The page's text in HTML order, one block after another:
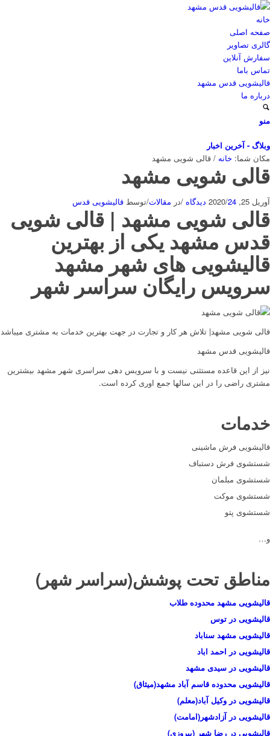
خانه
صفحه اصلی
گالری تصاویر
سفارش آنلاین
تماس باما
قالیشویی قدس مشهد
درباره ما
منو
وبلاگ - آخرین اخبار
مکان شما: خانه / قالی شویی مشهد
قالی شویی مشهد
آوریل 25, 2020 /24 دیدگاه /در مقالات/توسط قالیشویی قدس
قالی شویی مشهد | قالی شویی
قدس مشهد یکی از بهترین
قالیشویی های شهر مشهد
سرویس رایگان سراسر شهر
قالی شویی مشهد| تلاش هر کار و تجارت در جهت بهترین خدمات به مشتری میباشد
قالیشویی قدس مشهد
نیز از این قاعده مستثنی نیست و با سرویس دهی سراسری شهر مشهد بیشترین
مشتری راضی را در این سالها جمع اوری کرده است.
خدمات
قالیشویی فرش ماشینی
شستشوی فرش دستباف
شستشوی مبلمان
شستشوی موکت
شستشوی پتو
و…
مناطق تحت پوشش(سراسر شهر)
قالیشویی مشهد محدوده طلاب
قالیشویی در توس
قالیشویی مشهد سناباد
قالیشویی در احمد اباد
قالیشویی در سیدی مشهد
قالیشویی محدوده قاسم آباد مشهد(میثاق)
قالیشویی در وکیل آباد(معلم)
قالیشویی در آزادشهر(امامت)
قالیشویی در رضا شهر (پیروزی)